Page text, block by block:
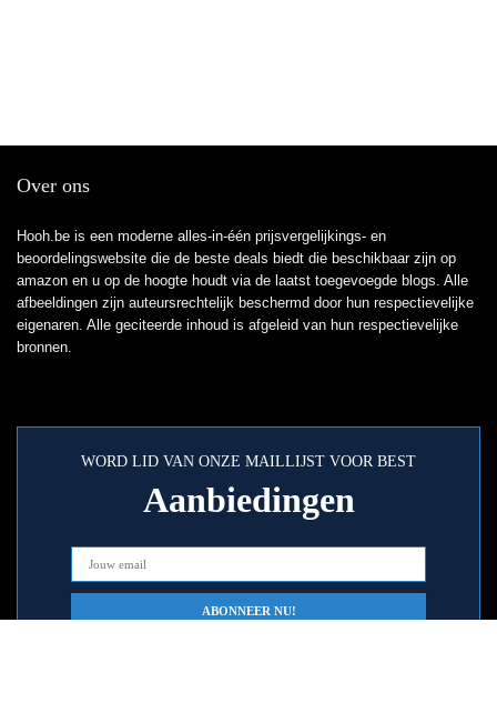
Over ons
Hooh.be is een moderne alles-in-één prijsvergelijkings- en
beoordelingswebsite die de beste deals biedt die beschikbaar zijn op
amazon en u op de hoogte houdt via de laatst toegevoegde blogs. Alle
afbeeldingen zijn auteursrechtelijk beschermd door hun respectievelijke
eigenaren. Alle geciteerde inhoud is afgeleid van hun respectievelijke
bronnen.
WORD LID VAN ONZE MAILLIJST VOOR BEST
Aanbiedingen